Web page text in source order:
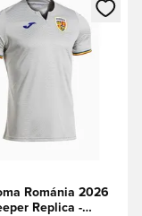
vagy a tagként
egy modált a
Románia 2026
Replica -